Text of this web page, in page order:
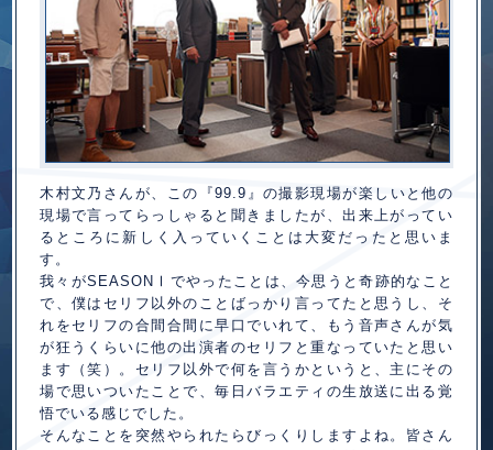
木村文乃さんが、この『99.9』の撮影現場が楽しいと他の
現場で言ってらっしゃると聞きましたが、出来上がってい
るところに新しく入っていくことは大変だったと思いま
す。
我々がSEASON
でやったことは、今思うと奇跡的なこと
で、僕はセリフ以外のことばっかり言ってたと思うし、そ
れをセリフの合間合間に早口でいれて、もう音声さんが気
が狂うくらいに他の出演者のセリフと重なっていたと思い
ます（笑）。セリフ以外で何を言うかというと、主にその
場で思いついたことで、毎日バラエティの生放送に出る覚
悟でいる感じでした。
そんなことを突然やられたらびっくりしますよね。皆さん